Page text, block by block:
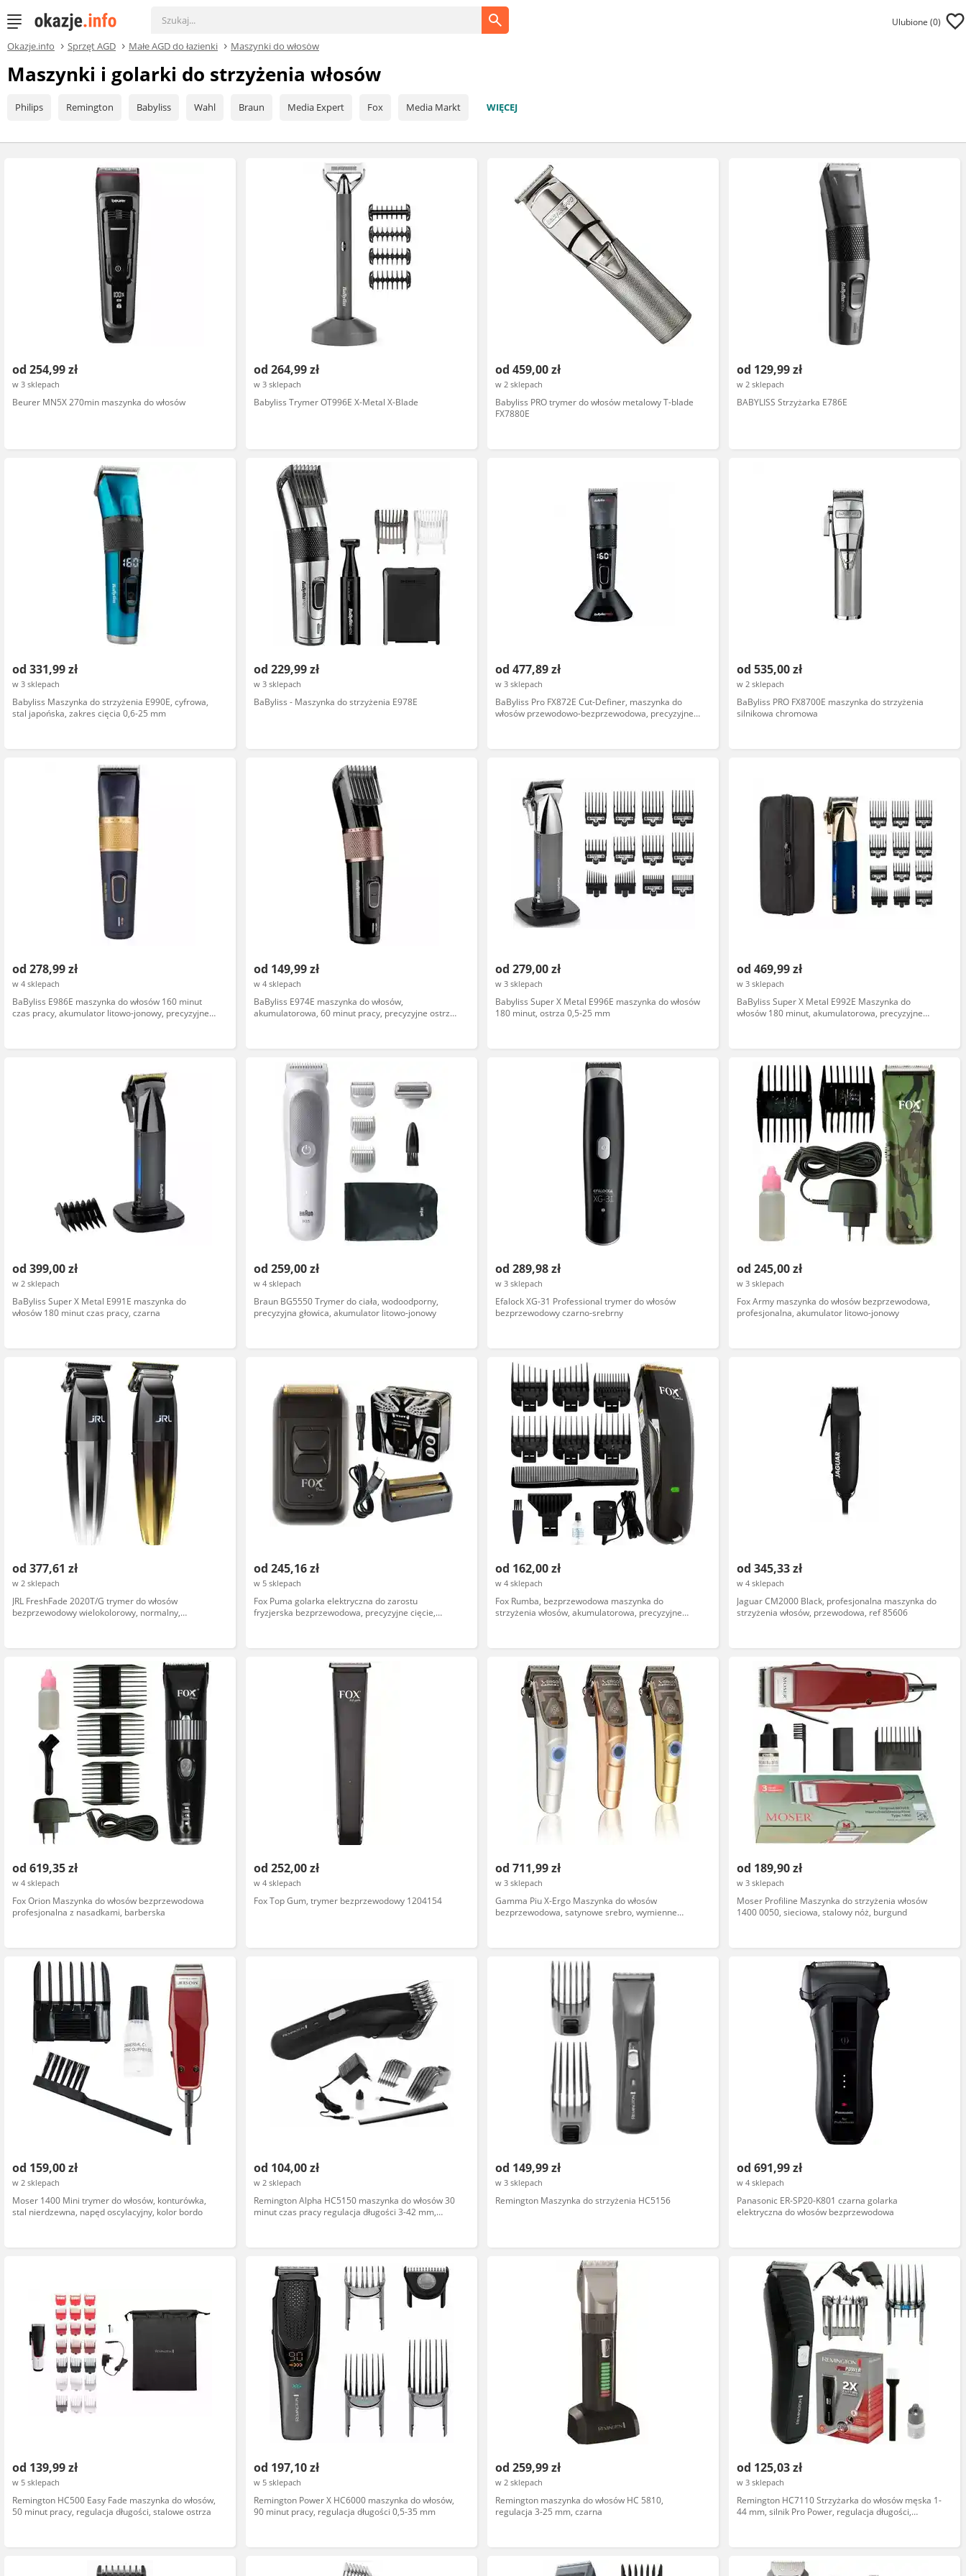
Ulubione (0)
Okazje.info Sprzęt AGD Małe AGD do łazienki Maszynki do włosów
Maszynki i golarki do strzyżenia włosów
Philips Remington Babyliss Wahl Braun Media Expert Fox Media Markt WIĘCEJ
od 254,99 zł
w 3 sklepach
Beurer MN5X 270min maszynka do włosów
od 264,99 zł
w 3 sklepach
Babyliss Trymer OT996E X-Metal X-Blade
od 459,00 zł
w 2 sklepach
Babyliss PRO trymer do włosów metalowy T-blade
FX7880E
od 129,99 zł
w 2 sklepach
BABYLISS Strzyżarka E786E
od 331,99 zł
w 3 sklepach
Babyliss Maszynka do strzyżenia E990E, cyfrowa,
stal japońska, zakres cięcia 0,6-25 mm
od 229,99 zł
w 3 sklepach
BaByliss - Maszynka do strzyżenia E978E
od 477,89 zł
w 3 sklepach
BaByliss Pro FX872E Cut-Definer, maszynka do
włosów przewodowo-bezprzewodowa, precyzyjne
od 535,00 zł
w 2 sklepach
BaByliss PRO FX8700E maszynka do strzyżenia
silnikowa chromowa
od 278,99 zł
w 4 sklepach
BaByliss E986E maszynka do włosów 160 minut
czas pracy, akumulator litowo-jonowy, precyzyjne
od 149,99 zł
w 4 sklepach
BaByliss E974E maszynka do włosów,
akumulatorowa, 60 minut pracy, precyzyjne ostrza,
od 279,00 zł
w 3 sklepach
Babyliss Super X Metal E996E maszynka do włosów
180 minut, ostrza 0,5-25 mm
od 469,99 zł
w 3 sklepach
BaByliss Super X Metal E992E Maszynka do
włosów 180 minut, akumulatorowa, precyzyjne
od 399,00 zł
w 2 sklepach
BaByliss Super X Metal E991E maszynka do
włosów 180 minut czas pracy, czarna
od 259,00 zł
w 4 sklepach
Braun BG5550 Trymer do ciała, wodoodporny,
precyzyjna głowica, akumulator litowo-jonowy
od 289,98 zł
w 3 sklepach
Efalock XG-31 Professional trymer do włosów
bezprzewodowy czarno-srebrny
od 245,00 zł
w 3 sklepach
Fox Army maszynka do włosów bezprzewodowa,
profesjonalna, akumulator litowo-jonowy
od 377,61 zł
w 2 sklepach
JRL FreshFade 2020T/G trymer do włosów
bezprzewodowy wielokolorowy, normalny,
od 245,16 zł
w 5 sklepach
Fox Puma golarka elektryczna do zarostu
fryzjerska bezprzewodowa, precyzyjne cięcie,
od 162,00 zł
w 4 sklepach
Fox Rumba, bezprzewodowa maszynka do
strzyżenia włosów, akumulatorowa, precyzyjne
od 345,33 zł
w 4 sklepach
Jaguar CM2000 Black, profesjonalna maszynka do
strzyżenia włosów, przewodowa, ref 85606
od 619,35 zł
w 4 sklepach
Fox Orion Maszynka do włosów bezprzewodowa
profesjonalna z nasadkami, barberska
od 252,00 zł
w 4 sklepach
Fox Top Gum, trymer bezprzewodowy 1204154
od 711,99 zł
w 3 sklepach
Gamma Piu X-Ergo Maszynka do włosów
bezprzewodowa, satynowe srebro, wymienne
od 189,90 zł
w 3 sklepach
Moser Profiline Maszynka do strzyżenia włosów
1400 0050, sieciowa, stalowy nóż, burgund
od 159,00 zł
w 2 sklepach
Moser 1400 Mini trymer do włosów, konturówka,
stal nierdzewna, napęd oscylacyjny, kolor bordo
od 104,00 zł
w 2 sklepach
Remington Alpha HC5150 maszynka do włosów 30
minut czas pracy regulacja długości 3-42 mm,
od 149,99 zł
w 3 sklepach
Remington Maszynka do strzyżenia HC5156
od 691,99 zł
w 4 sklepach
Panasonic ER-SP20-K801 czarna golarka
elektryczna do włosów bezprzewodowa
od 139,99 zł
w 5 sklepach
Remington HC500 Easy Fade maszynka do włosów,
50 minut pracy, regulacja długości, stalowe ostrza
od 197,10 zł
w 5 sklepach
Remington Power X HC6000 maszynka do włosów,
90 minut pracy, regulacja długości 0,5-35 mm
od 259,99 zł
w 2 sklepach
Remington maszynka do włosów HC 5810,
regulacja 3-25 mm, czarna
od 125,03 zł
w 3 sklepach
Remington HC7110 Strzyżarka do włosów męska 1-
44 mm, silnik Pro Power, regulacja długości,